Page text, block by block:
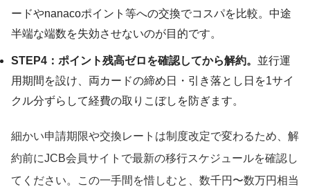
ードやnanacoポイント等への交換でコスパを比較。中途
半端な端数を失効させないのが目的です。
STEP4：ポイント残高ゼロを確認してから解約。 並行運
用期間を設け、両カードの締め日・引き落とし日を1サイ
クル分ずらして経費の取りこぼしを防ぎます。
細かい申請期限や交換レートは制度改定で変わるため、解
約前にJCB会員サイトで最新の移行スケジュールを確認し
てください。この一手間を惜しむと、数千円〜数万円相当